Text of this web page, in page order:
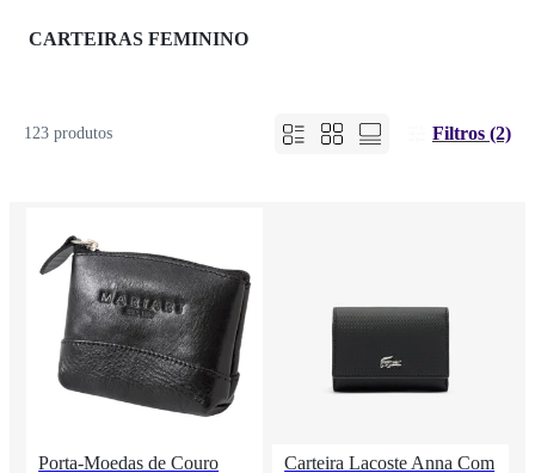
CARTEIRAS FEMININO
123 produtos Filtros (2)
Porta-Moedas de Couro
Carteira Lacoste Anna Com